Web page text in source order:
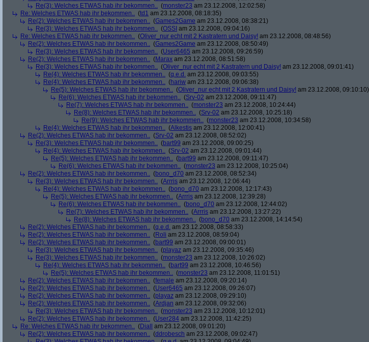
Re(3): Welches ETWAS hab ihr bekommen.. (monster23 am 23.12.2008, 12:02:58)
Re: Welches ETWAS hab ihr bekommen.. (td1 am 23.12.2008, 08:18:35)
Re(2): Welches ETWAS hab ihr bekommen.. (Games2Game am 23.12.2008, 08:38:21)
Re(3): Welches ETWAS hab ihr bekommen.. (OSSI am 23.12.2008, 09:04:16)
Re: Welches ETWAS hab ihr bekommen.. (Oliver_nur echt mit 2 Kastratern und Daisy! am 23.12.2008, 08:48:56)
Re(2): Welches ETWAS hab ihr bekommen.. (Games2Game am 23.12.2008, 08:50:49)
Re(3): Welches ETWAS hab ihr bekommen.. (User6465 am 23.12.2008, 09:26:59)
Re(2): Welches ETWAS hab ihr bekommen.. (Marax am 23.12.2008, 08:51:58)
Re(3): Welches ETWAS hab ihr bekommen.. (Oliver_nur echt mit 2 Kastratern und Daisy! am 23.12.2008, 09:01:41)
Re(4): Welches ETWAS hab ihr bekommen.. (q.e.d. am 23.12.2008, 09:03:55)
Re(4): Welches ETWAS hab ihr bekommen.. (hariw am 23.12.2008, 09:06:38)
Re(5): Welches ETWAS hab ihr bekommen.. (Oliver_nur echt mit 2 Kastratern und Daisy! am 23.12.2008, 09:10:10)
Re(6): Welches ETWAS hab ihr bekommen.. (Srv-02 am 23.12.2008, 09:11:47)
Re(7): Welches ETWAS hab ihr bekommen.. (monster23 am 23.12.2008, 10:24:44)
Re(8): Welches ETWAS hab ihr bekommen.. (Srv-02 am 23.12.2008, 10:25:18)
Re(9): Welches ETWAS hab ihr bekommen.. (monster23 am 23.12.2008, 10:34:58)
Re(4): Welches ETWAS hab ihr bekommen.. (Alkestis am 23.12.2008, 12:00:41)
Re(2): Welches ETWAS hab ihr bekommen.. (Srv-02 am 23.12.2008, 08:52:02)
Re(3): Welches ETWAS hab ihr bekommen.. (bart99 am 23.12.2008, 09:00:25)
Re(4): Welches ETWAS hab ihr bekommen.. (Srv-02 am 23.12.2008, 09:01:44)
Re(5): Welches ETWAS hab ihr bekommen.. (bart99 am 23.12.2008, 09:11:47)
Re(6): Welches ETWAS hab ihr bekommen.. (monster23 am 23.12.2008, 10:25:04)
Re(2): Welches ETWAS hab ihr bekommen.. (bono_d70 am 23.12.2008, 08:52:34)
Re(3): Welches ETWAS hab ihr bekommen.. (Arrris am 23.12.2008, 12:06:44)
Re(4): Welches ETWAS hab ihr bekommen.. (bono_d70 am 23.12.2008, 12:17:43)
Re(5): Welches ETWAS hab ihr bekommen.. (Arrris am 23.12.2008, 12:39:28)
Re(6): Welches ETWAS hab ihr bekommen.. (bono_d70 am 23.12.2008, 12:44:02)
Re(7): Welches ETWAS hab ihr bekommen.. (Arrris am 23.12.2008, 13:27:22)
Re(8): Welches ETWAS hab ihr bekommen.. (bono_d70 am 23.12.2008, 14:14:54)
Re(2): Welches ETWAS hab ihr bekommen.. (q.e.d. am 23.12.2008, 08:58:33)
Re(2): Welches ETWAS hab ihr bekommen.. (Roli am 23.12.2008, 08:59:04)
Re(2): Welches ETWAS hab ihr bekommen.. (bart99 am 23.12.2008, 09:00:01)
Re(3): Welches ETWAS hab ihr bekommen.. (playaz am 23.12.2008, 09:35:46)
Re(3): Welches ETWAS hab ihr bekommen.. (monster23 am 23.12.2008, 10:26:02)
Re(4): Welches ETWAS hab ihr bekommen.. (bart99 am 23.12.2008, 10:46:56)
Re(5): Welches ETWAS hab ihr bekommen.. (monster23 am 23.12.2008, 11:01:51)
Re(2): Welches ETWAS hab ihr bekommen.. (female am 23.12.2008, 09:20:14)
Re(2): Welches ETWAS hab ihr bekommen.. (User6465 am 23.12.2008, 09:26:07)
Re(2): Welches ETWAS hab ihr bekommen.. (playaz am 23.12.2008, 09:29:10)
Re(2): Welches ETWAS hab ihr bekommen.. (Ardjan am 23.12.2008, 09:32:06)
Re(3): Welches ETWAS hab ihr bekommen.. (monster23 am 23.12.2008, 10:12:01)
Re(2): Welches ETWAS hab ihr bekommen.. (User284 am 23.12.2008, 11:42:25)
Re: Welches ETWAS hab ihr bekommen.. (Diall
am 23.12.2008, 09:01:20)
Re(2): Welches ETWAS hab ihr bekommen.. (ddrobesch am 23.12.2008, 09:02:47)